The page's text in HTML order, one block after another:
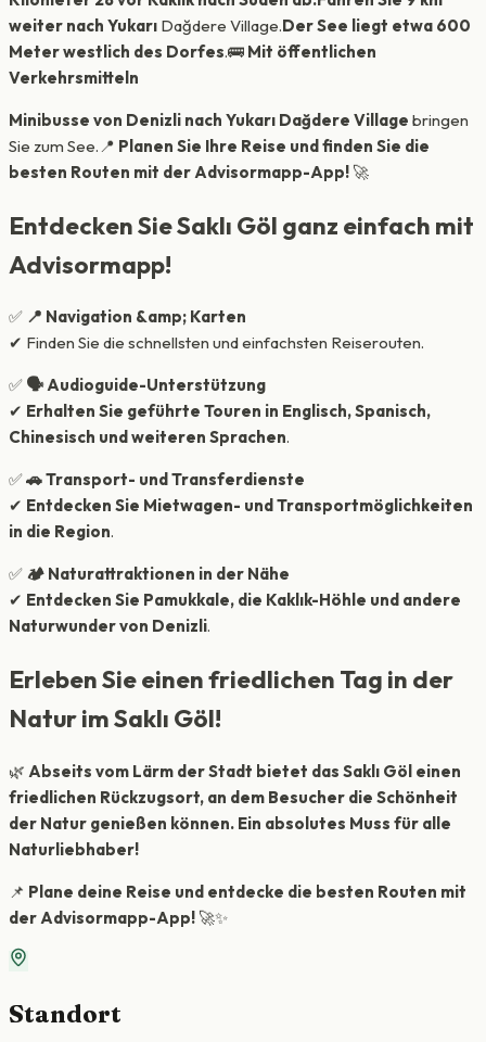
weiter nach Yukarı Dağdere Village.Der See liegt etwa 600
Meter westlich des Dorfes.🚌 Mit öffentlichen
Verkehrsmitteln
Minibusse von Denizli nach Yukarı Dağdere Village bringen
Sie zum See.📍 Planen Sie Ihre Reise und finden Sie die
besten Routen mit der Advisormapp-App! 🚀
Entdecken Sie Saklı Göl ganz einfach mit
Advisormapp!
✅ 📍 Navigation &amp; Karten
✔ Finden Sie die schnellsten und einfachsten Reiserouten.
✅ 🗣 Audioguide-Unterstützung
✔ Erhalten Sie geführte Touren in Englisch, Spanisch,
Chinesisch und weiteren Sprachen.
✅🚗 Transport- und Transferdienste
✔ Entdecken Sie Mietwagen- und Transportmöglichkeiten
in die Region.
✅ 🏕 Naturattraktionen in der Nähe
✔ Entdecken Sie Pamukkale, die Kaklık-Höhle und andere
Naturwunder von Denizli.
Erleben Sie einen friedlichen Tag in der
Natur im Saklı Göl!
🌿 Abseits vom Lärm der Stadt bietet das Saklı Göl einen
friedlichen Rückzugsort, an dem Besucher die Schönheit
der Natur genießen können. Ein absolutes Muss für alle
Naturliebhaber!
📌 Plane deine Reise und entdecke die besten Routen mit
der Advisormapp-App! 🚀✨
Standort